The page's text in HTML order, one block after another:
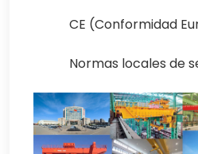
CE (Conformidad
Normas locales de